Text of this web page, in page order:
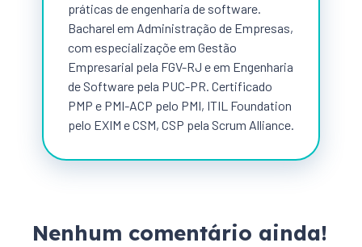
práticas de engenharia de software.
Bacharel em Administração de Empresas,
com especializaçõe em Gestão
Empresarial pela FGV-RJ e em Engenharia
de Software pela PUC-PR. Certificado
PMP e PMI-ACP pelo PMI, ITIL Foundation
pelo EXIM e CSM, CSP pela Scrum Alliance.
Nenhum comentário ainda!